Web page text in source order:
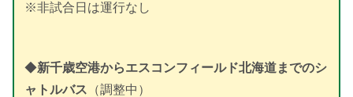
※非試合日は運行なし
◆新千歳空港からエスコンフィールド北海道までのシ
ャトルバス （調整中）